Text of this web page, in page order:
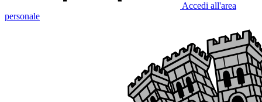
Accedi all'area
personale